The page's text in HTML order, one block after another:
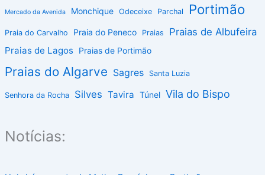
Mercado da Avenida Monchique Odeceixe Parchal Portimão
Praia do Carvalho Praia do Peneco Praias Praias de Albufeira
Praias de Lagos Praias de Portimão
Praias do Algarve Sagres Santa Luzia
Senhora da Rocha Silves Tavira Túnel Vila do Bispo
Notícias: